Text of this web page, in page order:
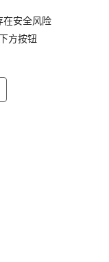
在安全风险
方按钮